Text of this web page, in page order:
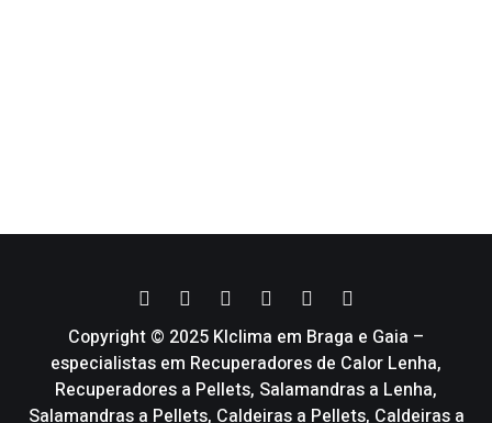
Copyright © 2025 Klclima em Braga e Gaia –
especialistas em Recuperadores de Calor Lenha,
Recuperadores a Pellets, Salamandras a Lenha,
Salamandras a Pellets, Caldeiras a Pellets, Caldeiras a